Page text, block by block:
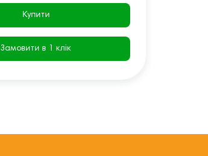
Купити
Замовити в 1 клік